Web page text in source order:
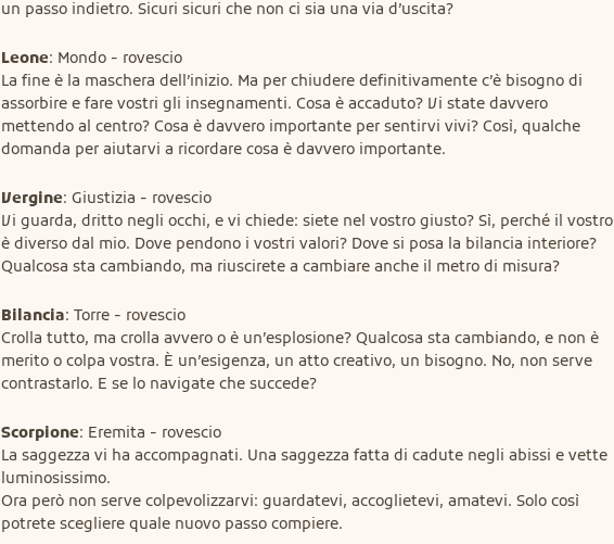
un passo indietro. Sicuri sicuri che non ci sia una via d’uscita?
Leone: Mondo - rovescio
La fine è la maschera dell’inizio. Ma per chiudere definitivamente c’è bisogno di
assorbire e fare vostri gli insegnamenti. Cosa è accaduto? Vi state davvero
mettendo al centro? Cosa è davvero importante per sentirvi vivi? Così, qualche
domanda per aiutarvi a ricordare cosa è davvero importante.
Vergine: Giustizia - rovescio
Vi guarda, dritto negli occhi, e vi chiede: siete nel vostro giusto? Sì, perché il vostro
è diverso dal mio. Dove pendono i vostri valori? Dove si posa la bilancia interiore?
Qualcosa sta cambiando, ma riuscirete a cambiare anche il metro di misura?
Bilancia: Torre - rovescio
Crolla tutto, ma crolla avvero o è un’esplosione? Qualcosa sta cambiando, e non è
merito o colpa vostra. È un’esigenza, un atto creativo, un bisogno. No, non serve
contrastarlo. E se lo navigate che succede?
Scorpione: Eremita - rovescio
La saggezza vi ha accompagnati. Una saggezza fatta di cadute negli abissi e vette
luminosissimo.
Ora però non serve colpevolizzarvi: guardatevi, accoglietevi, amatevi. Solo così
potrete scegliere quale nuovo passo compiere.